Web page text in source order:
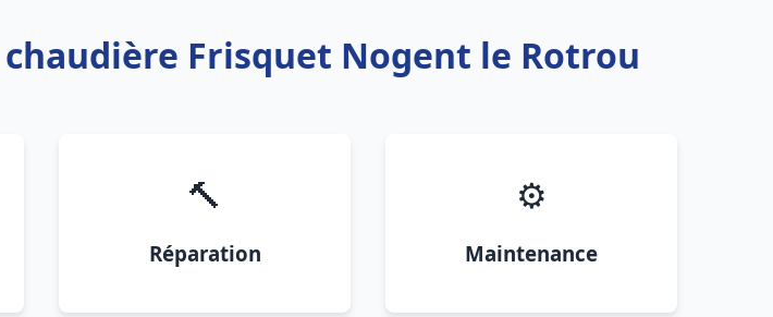
Frisquet Nogent le Rotrou
🔨
Réparation
⚙️
Maintenance